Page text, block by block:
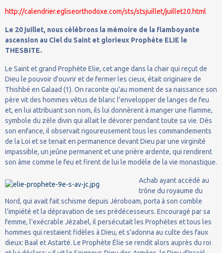
http://calendrier.egliseorthodoxe.com/sts/stsjuillet/juillet20.html
Le 20 juillet, nous célébrons la mémoire de la flamboyante
ascension au Ciel du Saint et glorieux Prophète ELIE le
THESBITE.
Le Saint et grand Prophète Elie, cet ange dans la chair qui reçut de
Dieu le pouvoir d'ouvrir et de fermer les cieux, était originaire de
Thishbé en Galaad (1). On raconte qu'au moment de sa naissance son
père vit des hommes vêtus de blanc l'envelopper de langes de feu
et, en lui attribuant son nom, ils lui donnèrent à manger une flamme,
symbole du zèle divin qui allait le dévorer pendant toute sa vie. Dès
son enfance, il observait rigoureusement tous les commandements
de la Loi et se tenait en permanence devant Dieu par une virginité
impassible, un jeûne permanent et une prière ardente, qui rendirent
son âme comme le feu et firent de lui le modèle de la vie monastique.
Achab ayant accédé au
trône du royaume du
Nord, qui avait fait schisme depuis Jéroboam, porta à son comble
l'impiété et la dépravation de ses prédécesseurs. Encouragé par sa
femme, l'exécrable Jézabel, il persécutait les Prophètes et tous les
hommes qui restaient fidèles à Dieu, et s'adonna au culte des faux
dieux: Baal et Astarté. Le Prophète Élie se rendit alors auprès du roi